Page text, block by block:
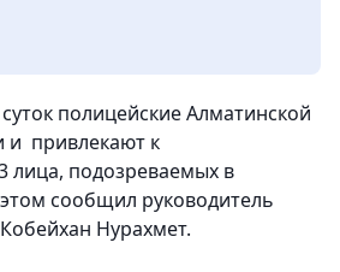
полицейские Алматинской
и привлекают к
лица, подозреваемых в
сообщил руководитель
Нурахмет.